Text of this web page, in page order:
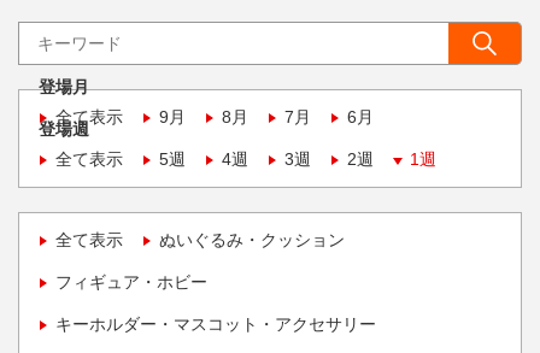
登場月
全て表示
9月 8月 7月 6月
登場週
全て表示
5週 4週 3週 2週 1週
全て表示 ぬいぐるみ・クッション
フィギュア・ホビー
キーホルダー・マスコット・アクセサリー